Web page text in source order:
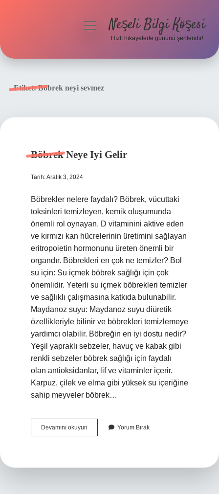
menüyüNeşeli Bilgi Köşesi
Hızlı hikayelerle gününü şenlendir!
Etiket:Böbrek neyi sevmez
Böbrek Neye Iyi Gelir
Tarih: Aralık 3, 2024
Böbrekler nelere faydalı? Böbrek, vücuttaki
toksinleri temizleyen, kemik oluşumunda
önemli rol oynayan, D vitaminini aktive eden
ve kırmızı kan hücrelerinin üretimini sağlayan
eritropoietin hormonunu üreten önemli bir
organdır. Böbrekleri en çok ne temizler? Bol
su için: Su içmek böbrek sağlığı için çok
önemlidir. Yeterli su içmek böbrekleri temizler
ve sağlıklı çalışmasına katkıda bulunabilir.
Maydanoz suyu: Maydanoz suyu diüretik
özellikleriyle bilinir ve böbrekleri temizlemeye
yardımcı olabilir. Böbreğin en iyi dostu nedir?
Yeşil yapraklı sebzeler, havuç ve kabak gibi
renkli sebzeler böbrek sağlığı için faydalı
olan antioksidanlar, lif ve vitaminler içerir.
Karpuz, çilek ve elma gibi yüksek su içeriğine
sahip meyveler böbrek…
Devamını okuyun
Neye
Yorum Bırak